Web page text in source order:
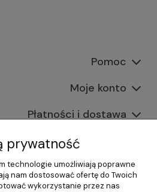
Pomoc
Moje konto
Płatności i dostawa
Informacje
O nas
prywatność
technologie umożliwiają poprawne
nam dostosować ofertę do Twoich
wykorzystanie przez nas